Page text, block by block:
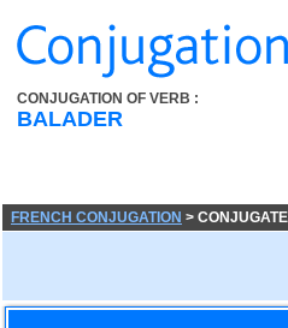
CONJUGATION OF VERB :
BALADER
FRENCH CONJUGATION >